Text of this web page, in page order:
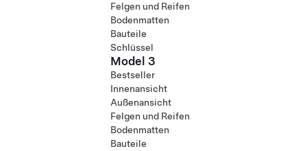
Felgen und Reifen
Bodenmatten
Bauteile
Schlüssel
Model 3
Bestseller
Innenansicht
Außenansicht
Felgen und Reifen
Bodenmatten
Bauteile